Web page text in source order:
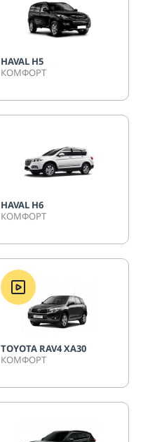
HAVAL H5
КОМФОРТ
HAVAL H6
КОМФОРТ
TOYOTA RAV4 XA30
КОМФОРТ